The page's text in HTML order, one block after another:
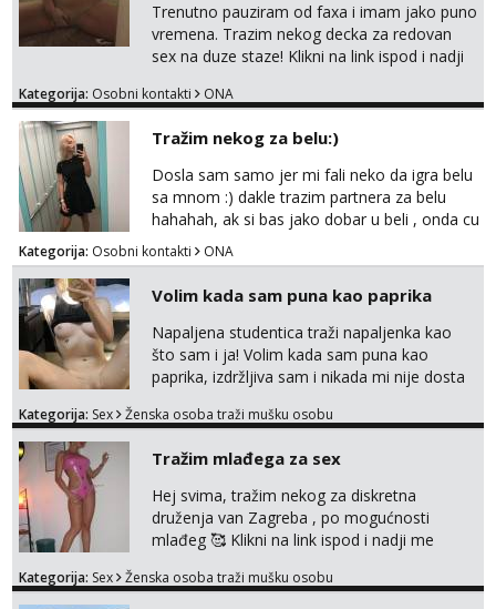
Trenutno pauziram od faxa i imam jako puno
vremena. Trazim nekog decka za redovan
sex na duze staze! Klikni na link ispod i nadji
Kategorija: Osobni kontakti ONA
Tražim nekog za belu:)
Dosla sam samo jer mi fali neko da igra belu
sa mnom :) dakle trazim partnera za belu
hahahah, ak si bas jako dobar u beli , onda cu
razmislit za dalje Klikni na link ispod i nadji me
tamo, cekam te!
Kategorija: Osobni kontakti ONA
Volim kada sam puna kao paprika
Napaljena studentica traži napaljenka kao
što sam i ja! Volim kada sam puna kao
paprika, izdržljiva sam i nikada mi nije dosta
bilo kad i bilo gdje zato se javi što prije da
tamo, cekam te!
Kategorija: Sex Ženska osoba traži mušku osobu
Tražim mlađega za sex
Hej svima, tražim nekog za diskretna
druženja van Zagreba , po mogućnosti
mlađeg 🥰 Klikni na link ispod i nadji me
Kategorija: Sex Ženska osoba traži mušku osobu